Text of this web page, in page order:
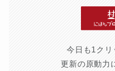
今日も1クリ
更新の原動力